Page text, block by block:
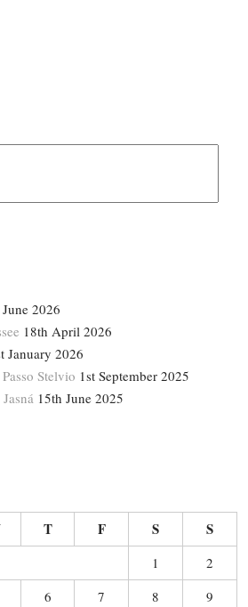
2026
18th April 2026
January 2026
Stelvio 1st September 2025
15th June 2025
T F S S
1
2
6 7 8
9